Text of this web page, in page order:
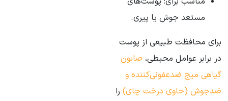
مستعد جوش یا پیری.
برای محافظت طبیعی از پوست
در برابر عوامل محیطی، صابون
گیاهی میج ضدعفونی‌کننده و
ضدجوش (حاوی درخت چای) را